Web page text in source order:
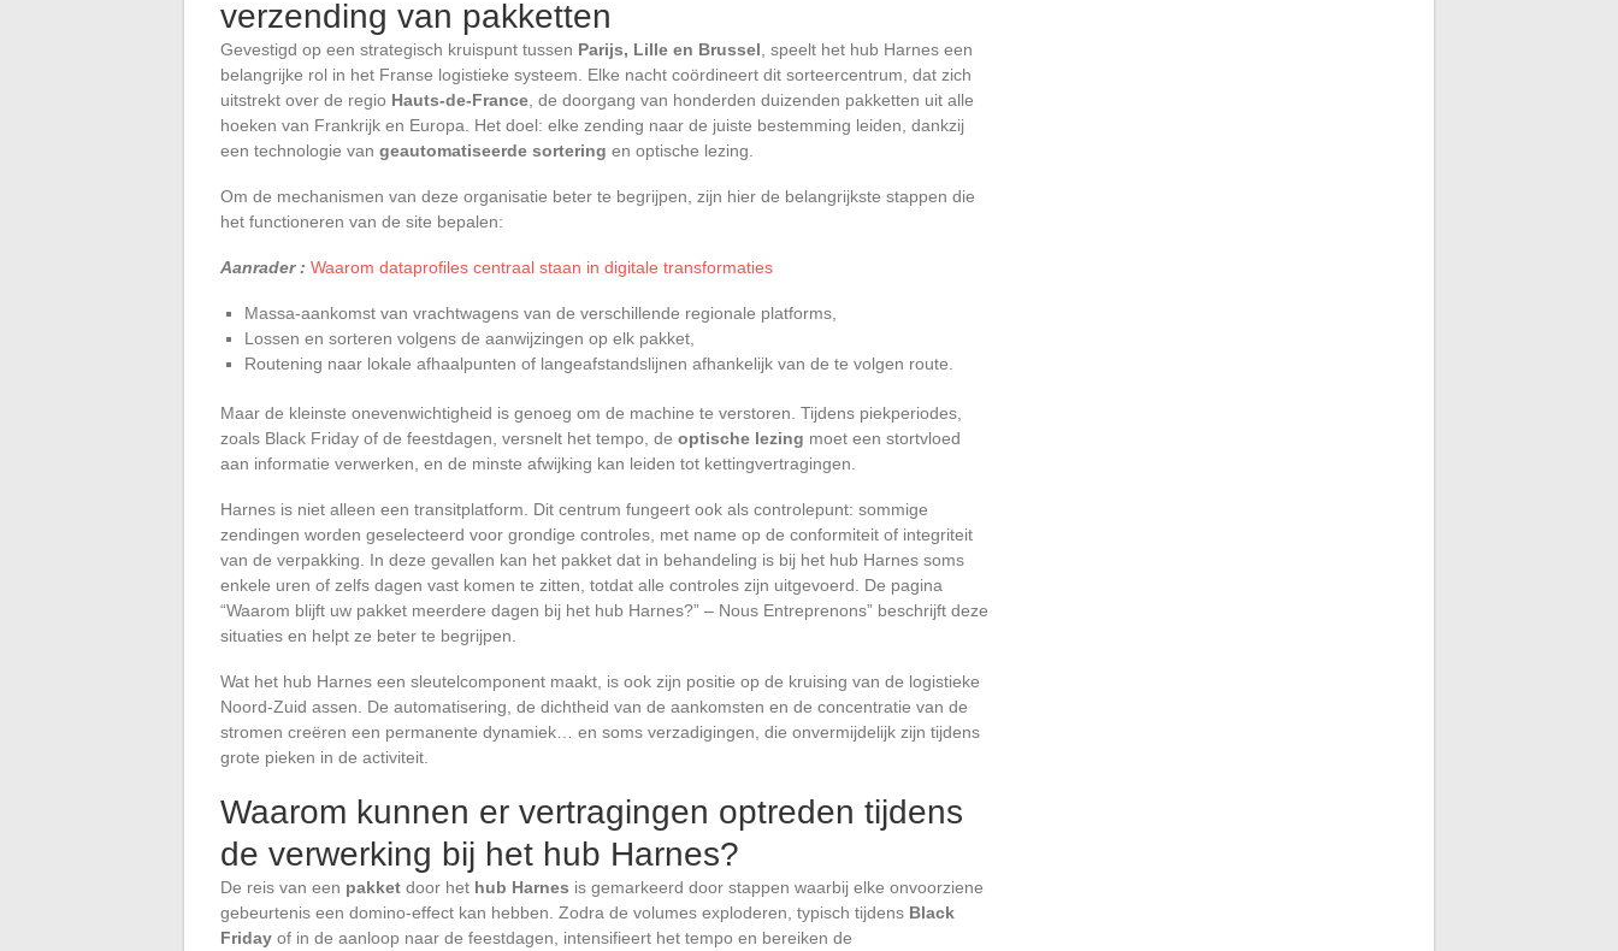
verzending van pakketten
Gevestigd op een strategisch kruispunt tussen Parijs, Lille en Brussel , speelt het hub Harnes een
belangrijke rol in het Franse logistieke systeem. Elke nacht coördineert dit sorteercentrum, dat zich
uitstrekt over de regio Hauts-de-France , de doorgang van honderden duizenden pakketten uit alle
hoeken van Frankrijk en Europa. Het doel: elke zending naar de juiste bestemming leiden, dankzij
een technologie van geautomatiseerde sortering en optische lezing.
Om de mechanismen van deze organisatie beter te begrijpen, zijn hier de belangrijkste stappen die
het functioneren van de site bepalen:
Aanrader : Waarom dataprofiles centraal staan in digitale transformaties
Massa-aankomst van vrachtwagens van de verschillende regionale platforms,
Lossen en sorteren volgens de aanwijzingen op elk pakket,
Routening naar lokale afhaalpunten of langeafstandslijnen afhankelijk van de te volgen route.
Maar de kleinste onevenwichtigheid is genoeg om de machine te verstoren. Tijdens piekperiodes,
zoals Black Friday of de feestdagen, versnelt het tempo, de optische lezing moet een stortvloed
aan informatie verwerken, en de minste afwijking kan leiden tot kettingvertragingen.
Harnes is niet alleen een transitplatform. Dit centrum fungeert ook als controlepunt: sommige
zendingen worden geselecteerd voor grondige controles, met name op de conformiteit of integriteit
van de verpakking. In deze gevallen kan het pakket dat in behandeling is bij het hub Harnes soms
enkele uren of zelfs dagen vast komen te zitten, totdat alle controles zijn uitgevoerd. De pagina
“Waarom blijft uw pakket meerdere dagen bij het hub Harnes?” – Nous Entreprenons” beschrijft deze
situaties en helpt ze beter te begrijpen.
Wat het hub Harnes een sleutelcomponent maakt, is ook zijn positie op de kruising van de logistieke
Noord-Zuid assen. De automatisering, de dichtheid van de aankomsten en de concentratie van de
stromen creëren een permanente dynamiek… en soms verzadigingen, die onvermijdelijk zijn tijdens
grote pieken in de activiteit.
Waarom kunnen er vertragingen optreden tijdens
de verwerking bij het hub Harnes?
De reis van een pakket door het hub Harnes is gemarkeerd door stappen waarbij elke onvoorziene
gebeurtenis een domino-effect kan hebben. Zodra de volumes exploderen, typisch tijdens Black
Friday of in de aanloop naar de feestdagen, intensifieert het tempo en bereiken de